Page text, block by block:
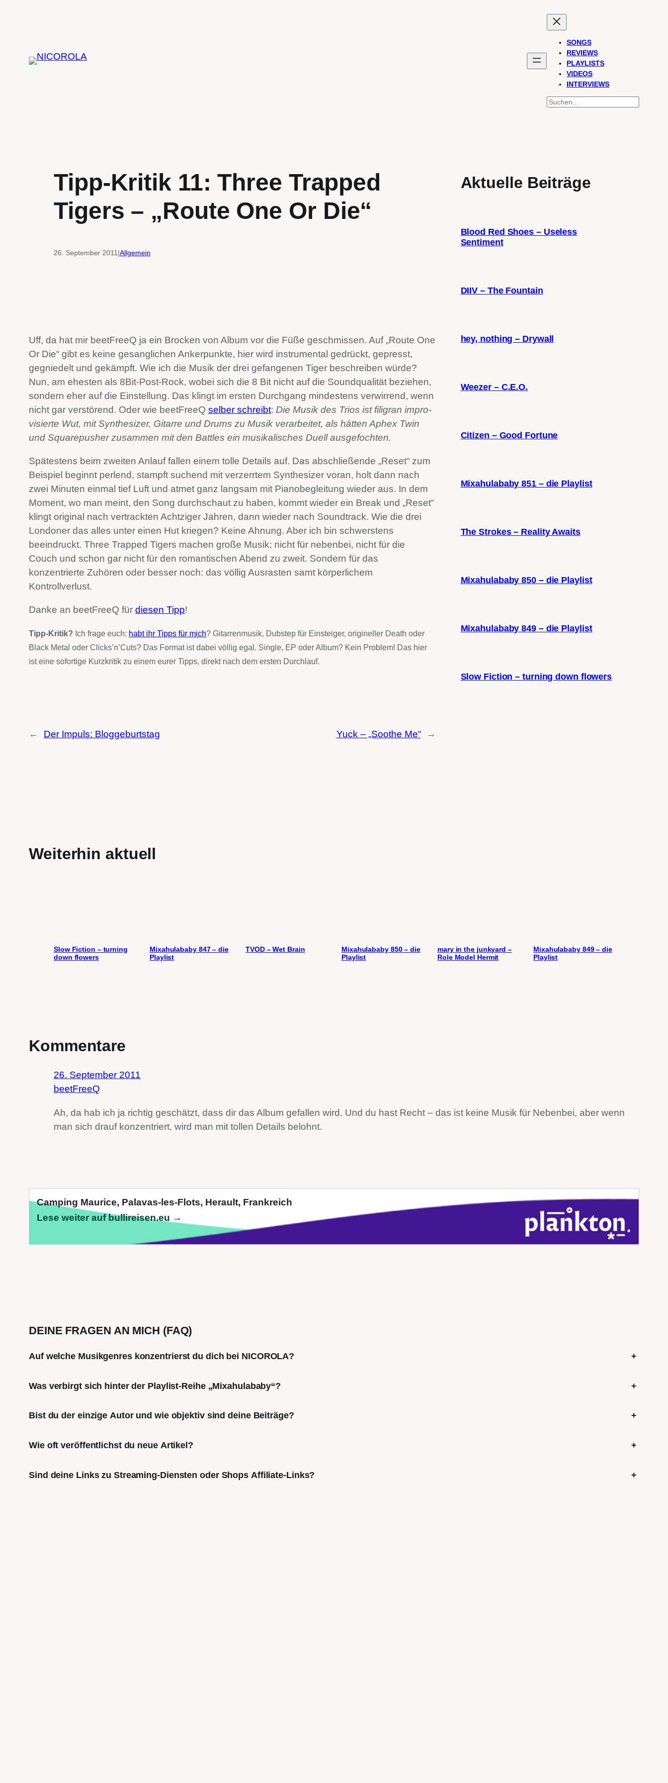
SONGS
REVIEWS
PLAYLISTS
VIDEOS
INTERVIEWS
SUCHEN
Tipp-Kritik 11: Three Trapped
Tigers – „Route One Or Die“
26. September 2011|Allgemein
Uff, da hat mir beetFreeQ ja ein Brocken von Album vor die Füße geschmissen. Auf „Route One
Or Die“ gibt es keine gesanglichen Ankerpunkte, hier wird instrumental gedrückt, gepresst,
gegniedelt und gekämpft. Wie ich die Musik der drei gefangenen Tiger beschreiben würde?
Nun, am ehesten als 8Bit-Post-Rock, wobei sich die 8 Bit nicht auf die Soundqualität beziehen,
sondern eher auf die Einstellung. Das klingt im ersten Durchgang mindestens verwirrend, wenn
nicht gar verstörend. Oder wie beetFreeQ selber schreibt: Die Musik des Trios ist fili­gran impro­
vi­sierte Wut, mit Syn­the­si­zer, Gitarre und Drums zu Musik ver­ar­bei­tet, als hät­ten Aphex Twin
und Squa­re­pus­her zusam­men mit den Batt­les ein musi­ka­li­sches Duell ausgefochten.
Spätestens beim zweiten Anlauf fallen einem tolle Details auf. Das abschließende „Reset“ zum
Beispiel beginnt perlend, stampft suchend mit verzerrtem Synthesizer voran, holt dann nach
zwei Minuten einmal tief Luft und atmet ganz langsam mit Pianobegleitung wieder aus. In dem
Moment, wo man meint, den Song durchschaut zu haben, kommt wieder ein Break und „Reset“
klingt original nach vertrackten Achtziger Jahren, dann wieder nach Soundtrack. Wie die drei
Londoner das alles unter einen Hut kriegen? Keine Ahnung. Aber ich bin schwerstens
beeindruckt. Three Trapped Tigers machen große Musik; nicht für nebenbei, nicht für die
Couch und schon gar nicht für den romantischen Abend zu zweit. Sondern für das
konzentrierte Zuhören oder besser noch: das völlig Ausrasten samt körperlichem
Kontrollverlust.
Danke an beetFreeQ für diesen Tipp!
Tipp-Kritik? Ich frage euch: habt ihr Tipps für mich? Gitarrenmusik, Dubstep für Einsteiger, origineller Death oder
Black Metal oder Clicks’n’Cuts? Das Format ist dabei völlig egal. Single, EP oder Album? Kein Problem! Das hier
ist eine sofortige Kurzkritik zu einem eurer Tipps, direkt nach dem ersten Durchlauf.
← Der Impuls: Bloggeburtstag Yuck – „Soothe Me“ →
Aktuelle Beiträge
Blood Red Shoes – Useless
Sentiment
DIIV – The Fountain
hey, nothing – Drywall
Weezer – C.E.O.
Citizen – Good Fortune
Mixahulababy 851 – die Playlist
The Strokes – Reality Awaits
Mixahulababy 850 – die Playlist
Mixahulababy 849 – die Playlist
Slow Fiction – turning down flowers
Weiterhin aktuell
Slow Fiction – turning
down flowers
Mixahulababy 847 – die
Playlist
TVOD – Wet Brain
Mixahulababy 850 – die
Playlist
mary in the junkyard –
Role Model Hermit
Mixahulababy 849 – die
Playlist
Kommentare
26. September 2011
beetFreeQ
Ah, da hab ich ja richtig geschätzt, dass dir das Album gefallen wird. Und du hast Recht – das ist keine Musik für Nebenbei, aber wenn
man sich drauf konzentriert, wird man mit tollen Details belohnt.
Camping Maurice, Palavas-les-Flots, Herault, Frankreich
Lese weiter auf bullireisen.eu →
DEINE FRAGEN AN MICH (FAQ)
Auf welche Musikgenres konzentrierst du dich bei NICOROLA? +
Was verbirgt sich hinter der Playlist-Reihe „Mixahulababy“? +
Bist du der einzige Autor und wie objektiv sind deine Beiträge? +
Wie oft veröffentlichst du neue Artikel? +
Sind deine Links zu Streaming-Diensten oder Shops Affiliate-Links? +